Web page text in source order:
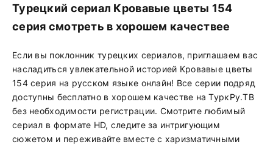
Турецкий сериал Кровавые цветы 154
серия смотреть в хорошем качествее
Если вы поклонник турецких сериалов, приглашаем вас
насладиться увлекательной историей Кровавые цветы
154 серия на русском языке онлайн! Все серии подряд
доступны бесплатно в хорошем качестве на ТуркРу.ТВ
без необходимости регистрации. Смотрите любимый
сериал в формате HD, следите за интригующим
сюжетом и переживайте вместе с харизматичными